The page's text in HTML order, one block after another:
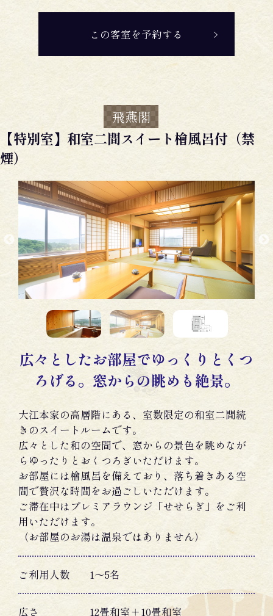
この客室を予約する
飛燕閣
【特別室】和室二間スイート檜風呂付（禁
煙）
広々としたお部屋でゆっくりとくつ
ろげる。窓からの眺めも絶景。
大江本家の高層階にある、室数限定の和室二間続
きのスイートルームです。
広々とした和の空間で、窓からの景色を眺めなが
らゆったりとおくつろぎいただけます。
お部屋には檜風呂を備えており、落ち着きある空
間で贅沢な時間をお過ごしいただけます。
ご滞在中はプレミアラウンジ「せせらぎ」をご利
用いただけます。
（お部屋のお湯は温泉ではありません）
ご利用人数 1〜5名
広さ 12畳和室＋10畳和室